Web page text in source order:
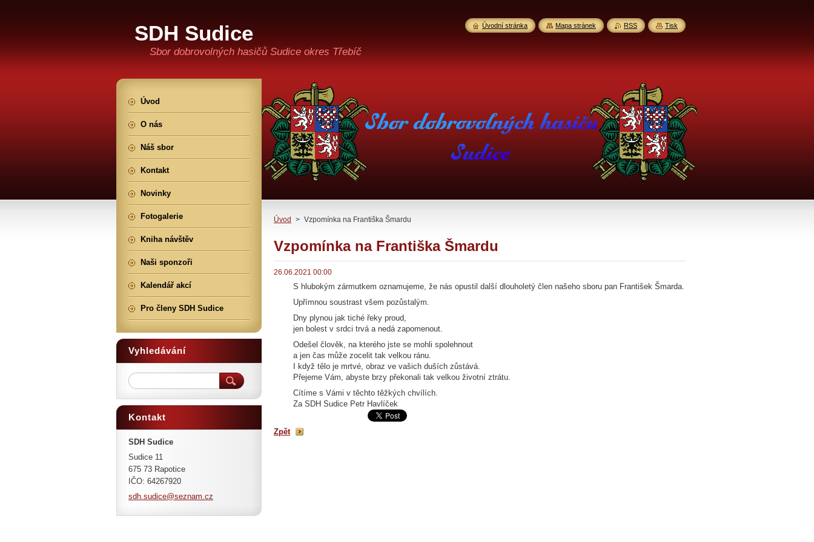
SDH Sudice
Sbor dobrovolných hasičů Sudice okres Třebíč
Úvod > Vzpomínka na Františka Šmardu
Vzpomínka na Františka Šmardu
26.06.2021 00:00
S hlubokým zármutkem oznamujeme, že nás opustil další dlouholetý člen našeho sboru pan František Šmarda.
Upřímnou soustrast všem pozůstalým.
Dny plynou jak tiché řeky proud,
jen bolest v srdci trvá a nedá zapomenout.
Odešel člověk, na kterého jste se mohli spolehnout
a jen čas může zocelit tak velkou ránu.
I když tělo je mrtvé, obraz ve vašich duších zůstává.
Přejeme Vám, abyste brzy překonali tak velkou životní ztrátu.
Cítíme s Vámi v těchto těžkých chvílích.
Za SDH Sudice Petr Havlíček
Zpět
Úvod
O nás
Náš sbor
Kontakt
Novinky
Fotogalerie
Kniha návštěv
Naši sponzoři
Kalendář akcí
Pro členy SDH Sudice
Vyhledávání
Kontakt
SDH Sudice
Sudice 11
675 73 Rapotice
IČO: 64267920
sdh.sudice@seznam.cz
Úvodní stránka Mapa stránek RSS Tisk